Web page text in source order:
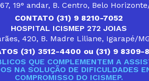
19° andar, B. Centro, Belo
CONTATO (31) 9 8210-7052
HOSPITAL ICISMEP 272 JOIAS
420, B. Madre Liliane, Igarapé/
(31) 3512-4400 ou (31) 9 8309-
QUE COMPLEMENTEM A
NA SOLUÇÃO DE DIFICULDADES
COMPROMISSO DO ICISMEP.